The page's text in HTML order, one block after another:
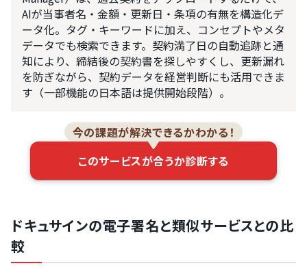
AIが当事者名・金額・更新日・条項の有無を構造化デ
ータ化。タグ・キーワードに加え、コンセプトやメタ
データでも検索できます。契約満了日の自動追跡と通
知により、締結後の契約書を探しやすくし、更新漏れ
を防ぎながら、契約データを経営判断にも活用できま
す（一部機能の日本語は提供開始段階）。
今の課題が解決できるかわかる！
このサービスが合うか診断する
ドキュサインの電子署名と類似サービスとの比
較